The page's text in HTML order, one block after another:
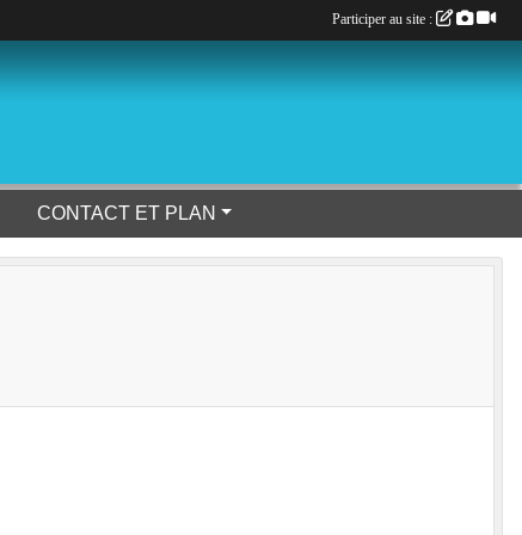
CONTACT ET PLAN
Participer au site :